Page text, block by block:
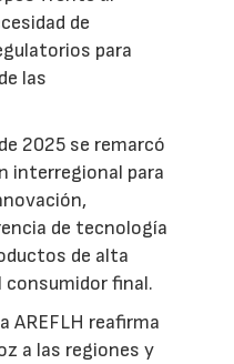
de
para
las
2025 se remarcó
interregional para
de tecnología
de alta
consumidor final.
AREFLH reafirma
a las regiones y